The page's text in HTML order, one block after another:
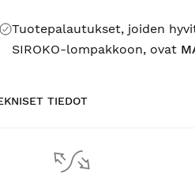
Tuotepalautukset, joiden
SIROKO-lompakkoon, ovat
TIEDOT